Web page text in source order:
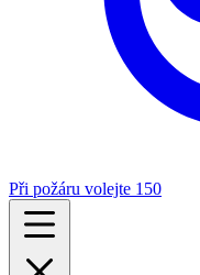
Při požáru volejte 150